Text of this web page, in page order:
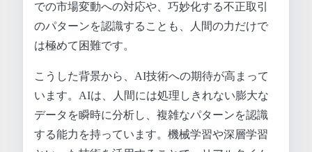
での市場変動への対応や、巧妙化する不正取引
のパターンを認識することも、人間の力だけで
は極めて困難です。
こうした背景から、AI技術への期待が高まって
います。AIは、人間には処理しきれない膨大な
データを瞬時に分析し、複雑なパターンを認識
する能力を持っています。機械学習や深層学習